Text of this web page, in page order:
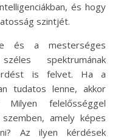
és hogy
szintjét.
és a mesterséges
spektrumának
is felvet. Ha a
tudatos lenne, akkor
Milyen felelősséggel
amely képes
Az ilyen kérdések